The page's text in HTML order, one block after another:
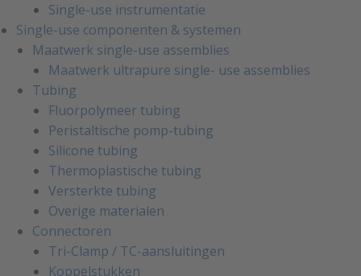
Single-use instrumentatie
Single-use componenten & systemen
Maatwerk single-use assemblies
Maatwerk ultrapure single- use assemblies
Tubing
Fluorpolymeer tubing
Peristaltische pomp-tubing
Silicone tubing
Thermoplastische tubing
Versterkte tubing
Overige materialen
Connectoren
Tri-Clamp / TC-aansluitingen
Koppelstukken